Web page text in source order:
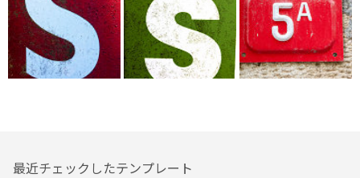
最近チェックしたテンプレート